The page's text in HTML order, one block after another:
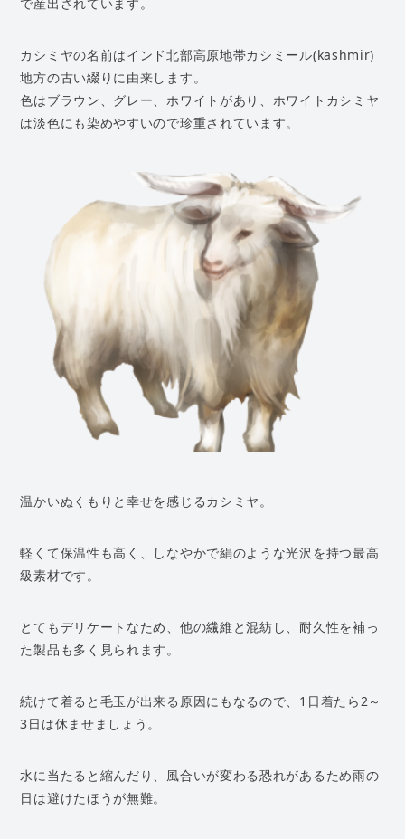
で産出されています。
カシミヤの名前はインド北部高原地帯カシミール(kashmir)
地方の古い綴りに由来します。
色はブラウン、グレー、ホワイトがあり、ホワイトカシミヤ
は淡色にも染めやすいので珍重されています。
温かいぬくもりと幸せを感じるカシミヤ。
軽くて保温性も高く、しなやかで絹のような光沢を持つ最高
級素材です。
とてもデリケートなため、他の繊維と混紡し、耐久性を補っ
た製品も多く見られます。
続けて着ると毛玉が出来る原因にもなるので、1日着たら2～
3日は休ませましょう。
水に当たると縮んだり、風合いが変わる恐れがあるため雨の
日は避けたほうが無難。